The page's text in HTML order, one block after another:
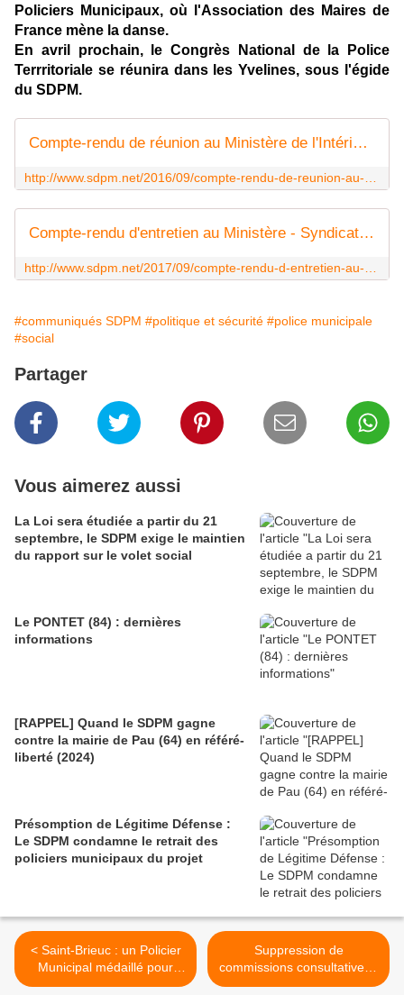
Policiers Municipaux, où l'Association des Maires de
France mène la danse.
En avril prochain, le Congrès National de la Police
Terrritoriale se réunira dans les Yvelines, sous l'égide
du SDPM.
Compte-rendu de réunion au Ministère de l'Intérieur : les Policiers Municipaux pourront avoir des pistolets 9mm [vidéo] - Syndicat de la Police Municipale N°1 : SDPM / National
Compte-rendu d'entretien au Ministère - Syndicat de la Police Municipale N°1 : SDPM / National
#communiqués SDPM #politique et sécurité #police municipale
#social
Partager
Vous aimerez aussi
La Loi sera étudiée a partir du 21
septembre, le SDPM exige le maintien
du rapport sur le volet social
Le PONTET (84) : dernières
informations
[RAPPEL] Quand le SDPM gagne
contre la mairie de Pau (64) en référé-
liberté (2024)
Présomption de Légitime Défense :
Le SDPM condamne le retrait des
policiers municipaux du projet
< Saint-Brieuc : un Policier
Municipal médaillé pour
avoir sauvé une jeune
Suppression de
commissions consultatives :
le SDPM balance-t-il des